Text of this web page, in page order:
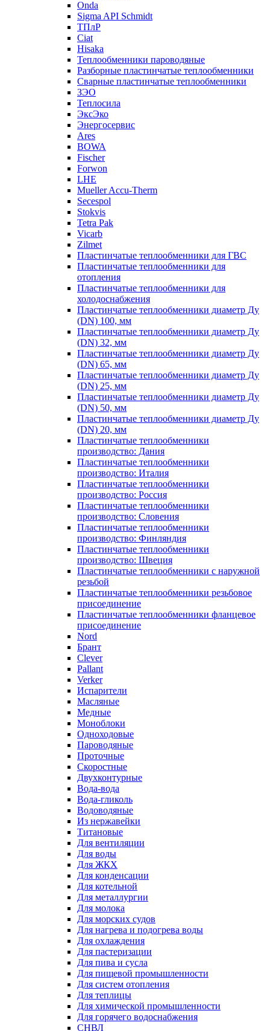
Onda
Sigma API Schmidt
ТПлР
Ciat
Hisaka
Теплообменники пароводяные
Разборные пластинчатые теплообменники
Сварные пластинчатые теплообменники
ЗЭО
Теплосила
ЭксЭко
Энергосервис
Ares
BOWA
Fischer
Forwon
LHE
Mueller Accu-Therm
Secespol
Stokvis
Tetra Pak
Vicarb
Zilmet
Пластинчатые теплообменники для ГВС
Пластинчатые теплообменники для
отопления
Пластинчатые теплообменники для
холодоснабжения
Пластинчатые теплообменники диаметр Ду
(DN) 100, мм
Пластинчатые теплообменники диаметр Ду
(DN) 32, мм
Пластинчатые теплообменники диаметр Ду
(DN) 65, мм
Пластинчатые теплообменники диаметр Ду
(DN) 25, мм
Пластинчатые теплообменники диаметр Ду
(DN) 50, мм
Пластинчатые теплообменники диаметр Ду
(DN) 20, мм
Пластинчатые теплообменники
производство: Дания
Пластинчатые теплообменники
производство: Италия
Пластинчатые теплообменники
производство: Россия
Пластинчатые теплообменники
производство: Словения
Пластинчатые теплообменники
производство: Финляндия
Пластинчатые теплообменники
производство: Швеция
Пластинчатые теплообменники с наружной
резьбой
Пластинчатые теплообменники резьбовое
присоединение
Пластинчатые теплообменники фланцевое
присоединение
Nord
Брант
Clever
Pallant
Verker
Испарители
Масляные
Медные
Моноблоки
Одноходовые
Пароводяные
Проточные
Скоростные
Двухконтурные
Вода-вода
Вода-гликоль
Водоводяные
Из нержавейки
Титановые
Для вентиляции
Для воды
Для ЖКХ
Для конденсации
Для котельной
Для металлургии
Для молока
Для морских судов
Для нагрева и подогрева воды
Для охлаждения
Для пастеризации
Для пива и сусла
Для пищевой промышленности
Для систем отопления
Для теплицы
Для химической промышленности
Для горячего водоснабжения
СНВЛ